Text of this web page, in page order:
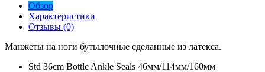
Обзор
Характеристики
Отзывы (0)
Манжеты на ноги бутылочные сделанные из латекса.
Std 36cm Bottle Ankle Seals 46мм/114мм/160мм